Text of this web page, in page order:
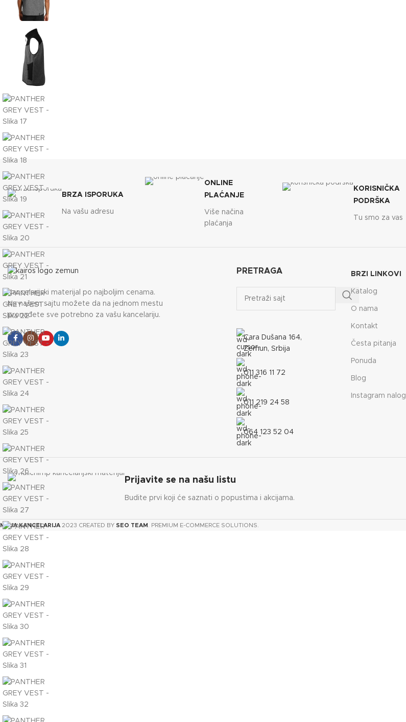
BRZA ISPORUKA
Na vašu adresu
ONLINE
PLAĆANJE
Više načina
plaćanja
KORISNIČKA
PODRŠKA
Tu smo za vas
Kancelarijski materijal po najboljim cenama.
Na našem sajtu možete da na jednom mestu
pronađete sve potrebno za vašu kancelariju.
PRETRAGA
Cara Dušana 164,
Zemun, Srbija
011 316 11 72
011 219 24 58
064 123 52 04
BRZI LINKOVI
Katalog
O nama
Kontakt
Česta pitanja
Ponuda
Blog
Instagram nalog
Prijavite se na našu listu
Budite prvi koji će saznati o popustima i akcijama.
MOJA KANCELARIJA 2023 CREATED BY SEO TEAM . PREMIUM E-COMMERCE SOLUTIONS.